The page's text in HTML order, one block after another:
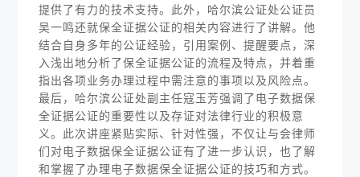
提供了有力的技术支持。此外，哈尔滨公证处公证员
吴一鸣还就保全证据公证的相关内容进行了讲解。他
结合自身多年的公证经验，引用案例、提醒要点，深
入浅出地分析了保全证据公证的流程及特点，并着重
指出各项业务办理过程中需注意的事项以及风险点。
最后，哈尔滨公证处副主任寇玉芳强调了电子数据保
全证据公证的重要性以及存证对法律行业的积极意
义。此次讲座紧贴实际、针对性强，不仅让与会律师
们对电子数据保全证据公证有了进一步认识，也了解
和掌握了办理电子数据保全证据公证的技巧和方式。